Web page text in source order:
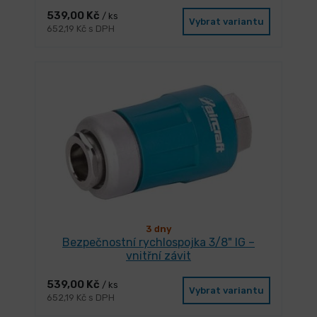
539,00 Kč / ks
652,19 Kč s DPH
Vybrat variantu
3 dny
Bezpečnostní rychlospojka 3/8" IG –
vnitřní závit
539,00 Kč / ks
652,19 Kč s DPH
Vybrat variantu